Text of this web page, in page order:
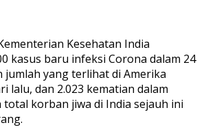
Kesehatan India
kasus baru infeksi Corona dalam 24
jumlah yang terlihat di Amerika
lalu, dan 2.023 kematian dalam
total korban jiwa di India sejauh ini